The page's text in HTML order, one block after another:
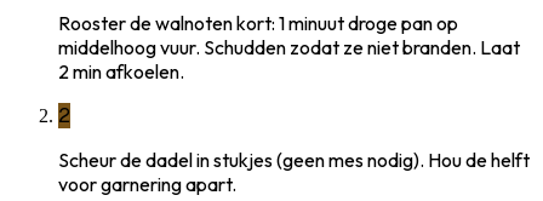
Rooster de walnoten kort: 1 minuut droge pan op
middelhoog vuur. Schudden zodat ze niet branden. Laat
2 min afkoelen.
2
Scheur de dadel in stukjes (geen mes nodig). Hou de helft
voor garnering apart.